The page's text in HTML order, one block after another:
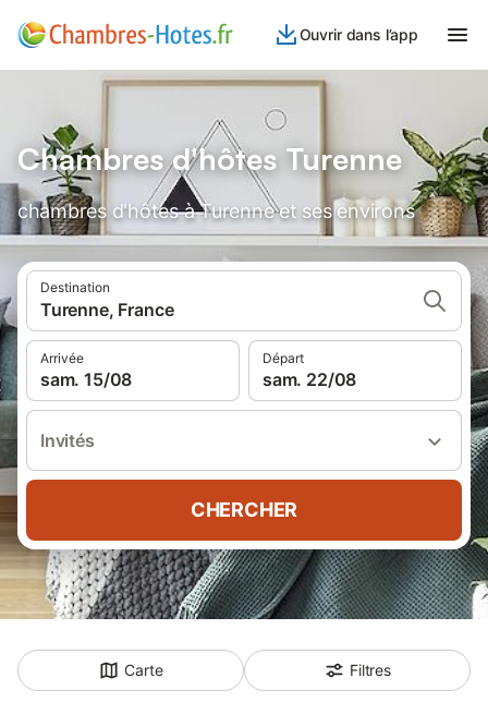
Ouvrir dans l’app
Chambres d'hôtes Turenne
chambres d'hôtes à Turenne et ses environs
Destination
Turenne, France
Arrivée
sam. 15/08
Départ
sam. 22/08
Invités
CHERCHER
Carte Filtres